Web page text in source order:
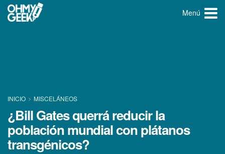
Menú
INICIO MISCELÁNEOS
¿Bill Gates querrá reducir la
población mundial con plátanos
transgénicos?